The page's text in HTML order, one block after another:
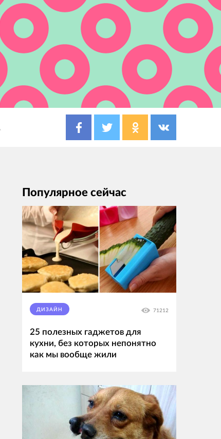
Популярное сейчас
ДИЗАЙН 71212
25 полезных гаджетов для
кухни, без которых непонятно
как мы вообще жили